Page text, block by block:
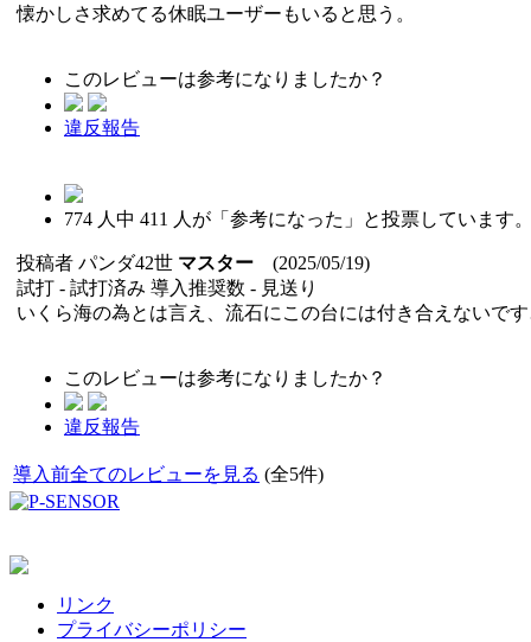
懐かしさ求めてる休眠ユーザーもいると思う。
このレビューは参考になりましたか？
違反報告
774 人中 411 人が「参考になった」と投票しています
投稿者 パンダ42世 マスター (2025/05/19)
試打 - 試打済み 導入推奨数 - 見送り
いくら海の為とは言え、流石にこの台には付き合えないで
このレビューは参考になりましたか？
違反報告
導入前全てのレビューを見る (全5件)
リンク
プライバシーポリシー